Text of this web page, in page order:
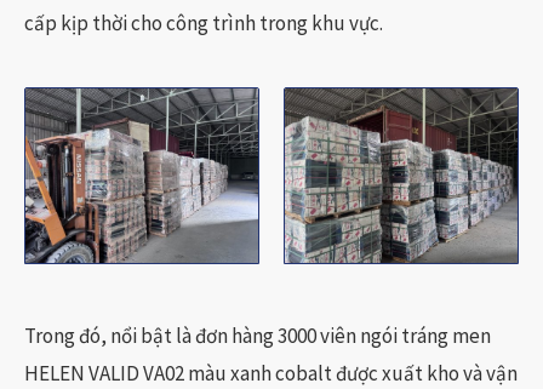
cấp kịp thời cho công trình trong khu vực.
Trong đó, nổi bật là đơn hàng 3000 viên ngói tráng men
HELEN VALID VA02 màu xanh cobalt được xuất kho và vận